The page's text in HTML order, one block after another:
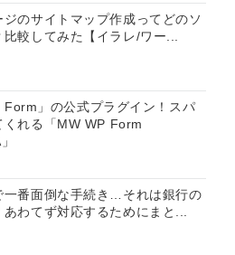
ジのサイトマップ作成ってどのソ
較してみた【イラレ/ワー...
Form」の公式プラグイン！スパ
くれる「MW WP Form
一番面倒な手続き…それは銀行の
わてず対応するためにまと...